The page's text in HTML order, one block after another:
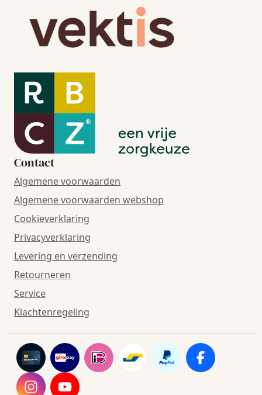
Contact
Algemene voorwaarden
Algemene voorwaarden webshop
Cookieverklaring
Privacyverklaring
Levering en verzending
Retourneren
Service
Klachtenregeling